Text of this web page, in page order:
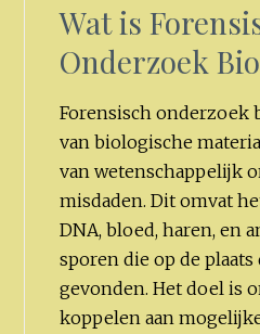
Wat is
Onderzoek
Forensisch onderzoek
van biologische
van wetenschappelijk
misdaden. Dit omvat
DNA, bloed, haren, en
sporen die op de
gevonden. Het doel is
koppelen aan